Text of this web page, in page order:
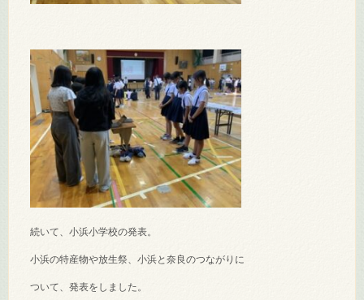
続いて、小浜小学校の発表。
小浜の特産物や放生祭、小浜と奈良のつながりに
ついて、発表をしました。